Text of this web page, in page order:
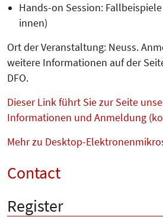
Hands-on Session:
innen)
Ort der Veranstaltung: Neuss.
weitere Infor­mationen auf der
DFO.
Dieser Link führt Sie zur Seite
Informationen und Anmeldung
Mehr zu Desktop-
Contact
Register